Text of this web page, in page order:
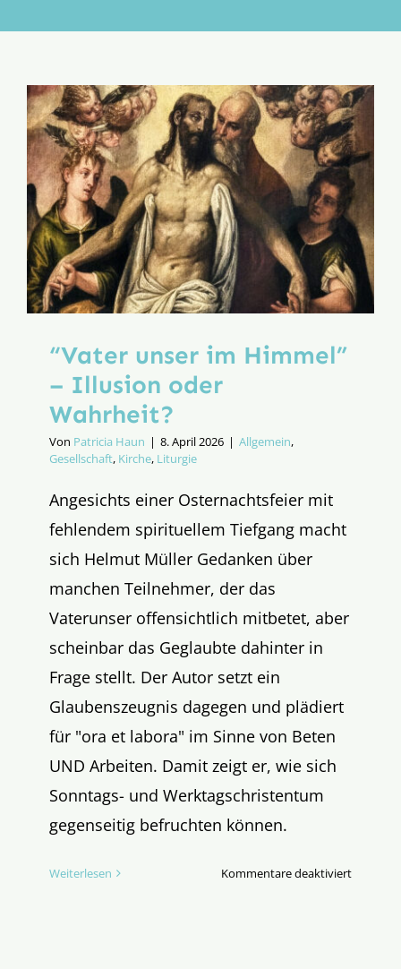
Aktion
“Vater unser im Himmel”
– Illusion oder
Wahrheit?
Von Patricia Haun | 8. April 2026 | Allgemein,
Gesellschaft, Kirche, Liturgie
Angesichts einer Osternachtsfeier mit
fehlendem spirituellem Tiefgang macht
sich Helmut Müller Gedanken über
manchen Teilnehmer, der das
Vaterunser offensichtlich mitbetet, aber
scheinbar das Geglaubte dahinter in
Frage stellt. Der Autor setzt ein
Glaubenszeugnis dagegen und plädiert
für "ora et labora" im Sinne von Beten
UND Arbeiten. Damit zeigt er, wie sich
Sonntags- und Werktagschristentum
gegenseitig befruchten können.
Weiterlesen Kommentare deaktiviertfür